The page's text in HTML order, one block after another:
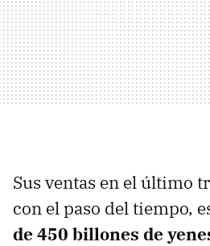
Sus ventas en el último
con el paso del tiempo,
de 450 billones de